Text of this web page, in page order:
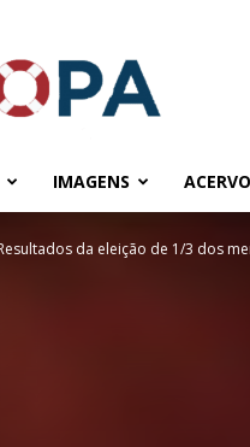
IMAGENS ACERVO
da eleição de 1/3 dos